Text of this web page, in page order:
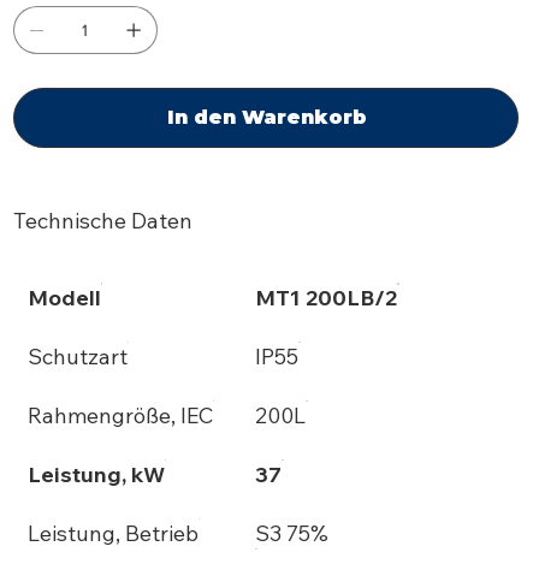
In den Warenkorb
Technische Daten
Modell MT1 200LB/2
Schutzart IP55
Rahmengröße, IEC 200L
Leistung, kW 37
Leistung, Betrieb S3 75%